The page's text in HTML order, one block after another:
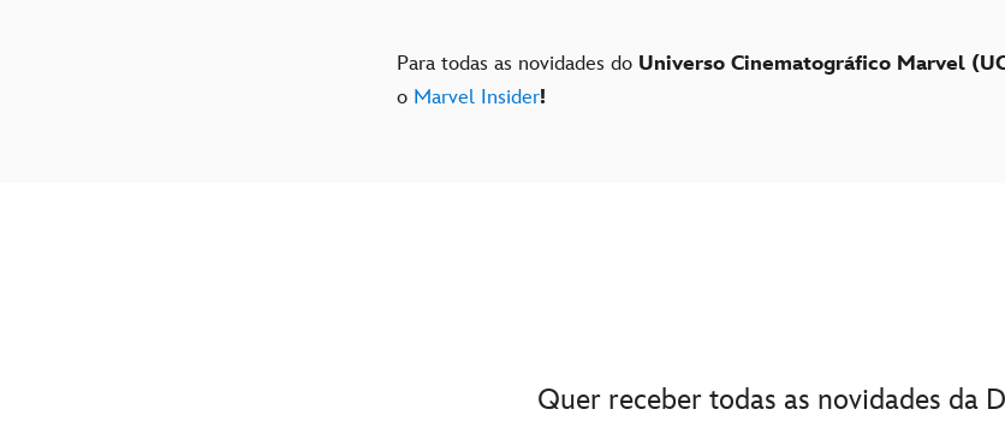
Para todas as novidades do Universo Cinematográfico Marvel
o Marvel Insider!
Quer receber todas as novidades da